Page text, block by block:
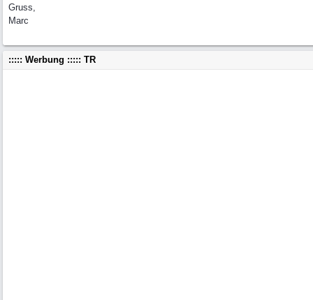
Gruss,
Marc
::::: Werbung ::::: TR